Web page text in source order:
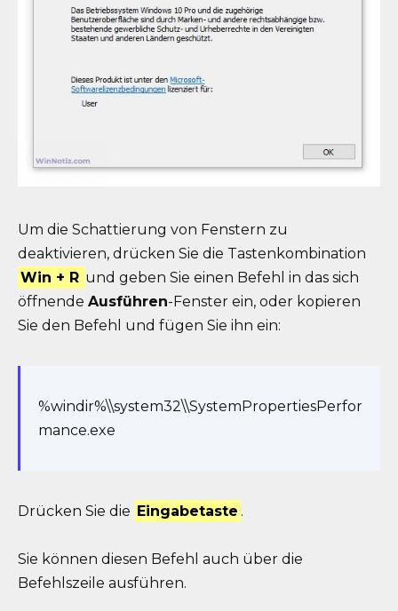
Um die Schattierung von Fenstern zu
deaktivieren, drücken Sie die Tastenkombination
Win + R und geben Sie einen Befehl in das sich
öffnende Ausführen-Fenster ein, oder kopieren
Sie den Befehl und fügen Sie ihn ein:
%windir%\\system32\\SystemPropertiesPerfor
mance.exe
Drücken Sie die Eingabetaste .
Sie können diesen Befehl auch über die
Befehlszeile ausführen.